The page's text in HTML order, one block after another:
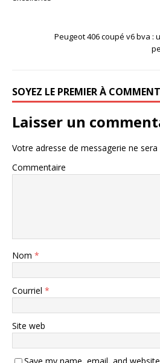
Peugeot 406 coupé v6 bva :
SOYEZ LE PREMIER À
Laisser un
Votre adresse de messagerie ne sera
Commentaire
Nom *
Courriel *
Site web